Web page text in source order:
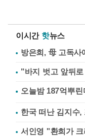
이시간 핫뉴스
방은희, 母 고독
"바지 벗고 앞뒤
한국 떠난 김지수
서인영 "환희가